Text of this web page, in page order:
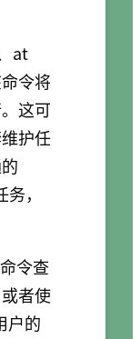
at
令将
这可
护任
，
命令查
者使
户的